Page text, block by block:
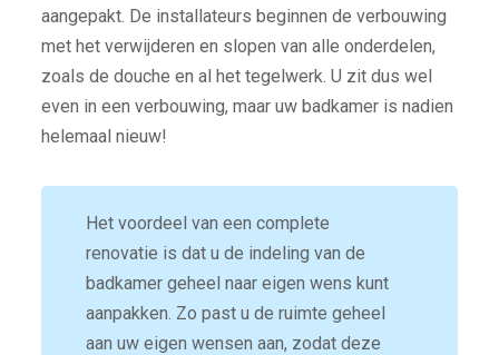
aangepakt. De installateurs beginnen de verbouwing
met het verwijderen en slopen van alle onderdelen,
zoals de douche en al het tegelwerk. U zit dus wel
even in een verbouwing, maar uw badkamer is nadien
helemaal nieuw!
Het voordeel van een complete
renovatie is dat u de indeling van de
badkamer geheel naar eigen wens kunt
aanpakken. Zo past u de ruimte geheel
aan uw eigen wensen aan, zodat deze